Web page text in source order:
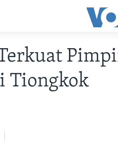
Tiongkok